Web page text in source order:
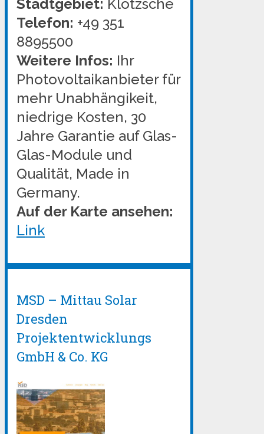
Stadtgebiet: Klotzsche
Telefon: +49 351
8895500
Weitere Infos: Ihr
Photovoltaikanbieter für
mehr Unabhängikeit,
niedrige Kosten, 30
Jahre Garantie auf Glas-
Glas-Module und
Qualität, Made in
Germany.
Auf der Karte ansehen:
Link
MSD – Mittau Solar
Dresden
Projektentwicklungs
GmbH & Co. KG